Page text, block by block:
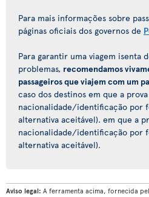
Para mais informações sobre
páginas oficiais dos governos de
Para garantir uma viagem isenta
problemas, recomendamos
passageiros que viajem com um
caso dos destinos em que a
nacionalidade/identificação por
alternativa aceitável). em que a
nacionalidade/identificação por
alternativa aceitável).
Aviso legal: A ferramenta acima, fornecida